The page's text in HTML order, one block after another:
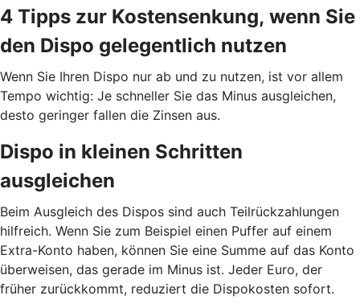
4 Tipps zur Kostensenkung, wenn Sie
den Dispo gelegentlich nutzen
Wenn Sie Ihren Dispo nur ab und zu nutzen, ist vor allem
Tempo wichtig: Je schneller Sie das Minus ausgleichen,
desto geringer fallen die Zinsen aus.
Dispo in kleinen Schritten
ausgleichen
Beim Ausgleich des Dispos sind auch Teilrückzahlungen
hilfreich. Wenn Sie zum Beispiel einen Puffer auf einem
Extra-Konto haben, können Sie eine Summe auf das Konto
überweisen, das gerade im Minus ist. Jeder Euro, der
früher zurückkommt, reduziert die Dispokosten sofort.